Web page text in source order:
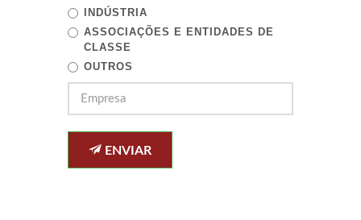
INDÚSTRIA
ASSOCIAÇÕES E ENTIDADES DE
CLASSE
OUTROS
ENVIAR